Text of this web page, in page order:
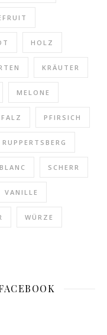
HOLZ
KRÄUTER
MELONE
PFIRSICH
RUPPERTSBERG
SCHERR
VANILLE
WÜRZE